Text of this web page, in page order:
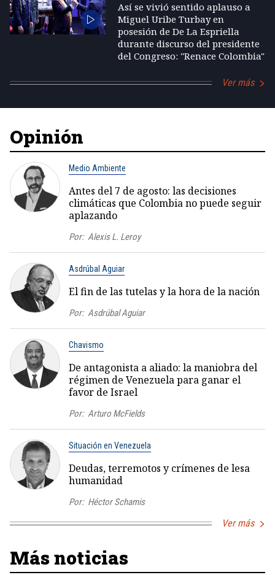
Así se vivió sentido aplauso a
Miguel Uribe Turbay en
posesión de De La Espriella
durante discurso del presidente
del Congreso: "Renace Colombia"
Ver más
Opinión
Medio Ambiente
Antes del 7 de agosto: las decisiones
climáticas que Colombia no puede seguir
aplazando
Por: Alexis L. Leroy
Asdrúbal Aguiar
El fin de las tutelas y la hora de la nación
Por: Asdrúbal Aguiar
Chavismo
De antagonista a aliado: la maniobra del
régimen de Venezuela para ganar el
favor de Israel
Por: Arturo McFields
Situación en Venezuela
Deudas, terremotos y crímenes de lesa
humanidad
Por: Héctor Schamis
Ver más
Más noticias